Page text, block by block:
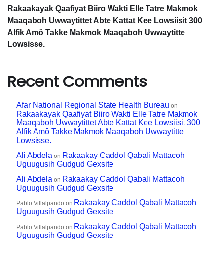
Rakaakayak Qaafiyat Biiro Wakti Elle Tatre Makmok
Maaqaboh Uwwaytittet Abte Kattat Kee Lowsiisit 300
Alfik Amô Takke Makmok Maaqaboh Uwwaytitte
Lowsisse.
Recent Comments
Afar National Regional State Health Bureau on
Rakaakayak Qaafiyat Biiro Wakti Elle Tatre Makmok
Maaqaboh Uwwaytittet Abte Kattat Kee Lowsiisit 300
Alfik Amô Takke Makmok Maaqaboh Uwwaytitte
Lowsisse.
Ali Abdela on Rakaakay Caddol Qabali Mattacoh
Uguugusih Gudgud Gexsite
Ali Abdela on Rakaakay Caddol Qabali Mattacoh
Uguugusih Gudgud Gexsite
Pablo Villalpando on Rakaakay Caddol Qabali Mattacoh
Uguugusih Gudgud Gexsite
Pablo Villalpando on Rakaakay Caddol Qabali Mattacoh
Uguugusih Gudgud Gexsite